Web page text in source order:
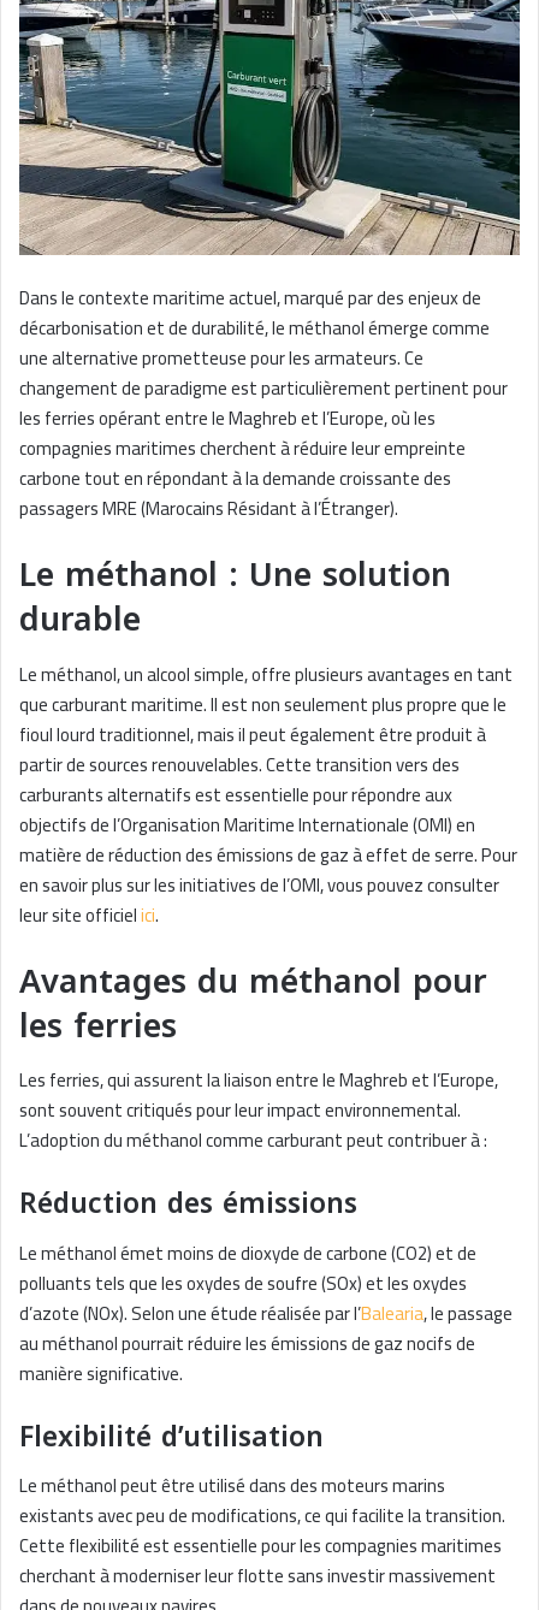
Dans le contexte maritime actuel, marqué par des enjeux de
décarbonisation et de durabilité, le méthanol émerge comme
une alternative prometteuse pour les armateurs. Ce
changement de paradigme est particulièrement pertinent pour
les ferries opérant entre le Maghreb et l’Europe, où les
compagnies maritimes cherchent à réduire leur empreinte
carbone tout en répondant à la demande croissante des
passagers MRE (Marocains Résidant à l’Étranger).
Le méthanol : Une solution
durable
Le méthanol, un alcool simple, offre plusieurs avantages en tant
que carburant maritime. Il est non seulement plus propre que le
fioul lourd traditionnel, mais il peut également être produit à
partir de sources renouvelables. Cette transition vers des
carburants alternatifs est essentielle pour répondre aux
objectifs de l’Organisation Maritime Internationale (OMI) en
matière de réduction des émissions de gaz à effet de serre. Pour
en savoir plus sur les initiatives de l’OMI, vous pouvez consulter
leur site officielici.
Avantages du méthanol pour
les ferries
Les ferries, qui assurent la liaison entre le Maghreb et l’Europe,
sont souvent critiqués pour leur impact environnemental.
L’adoption du méthanol comme carburant peut contribuer à :
Réduction des émissions
Le méthanol émet moins de dioxyde de carbone (CO2) et de
polluants tels que les oxydes de soufre (SOx) et les oxydes
d’azote (NOx). Selon une étude réalisée par l’Balearia, le passage
au méthanol pourrait réduire les émissions de gaz nocifs de
manière significative.
Flexibilité d’utilisation
Le méthanol peut être utilisé dans des moteurs marins
existants avec peu de modifications, ce qui facilite la transition.
Cette flexibilité est essentielle pour les compagnies maritimes
cherchant à moderniser leur flotte sans investir massivement